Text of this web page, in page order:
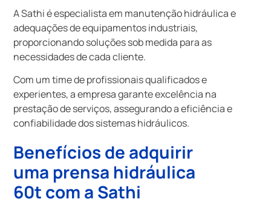
A Sathi é especialista em manutenção hidráulica e
adequações de equipamentos industriais,
proporcionando soluções sob medida para as
necessidades de cada cliente.
Com um time de profissionais qualificados e
experientes, a empresa garante excelência na
prestação de serviços, assegurando a eficiência e
confiabilidade dos sistemas hidráulicos.
Benefícios de adquirir
uma prensa hidráulica
60t com a Sathi